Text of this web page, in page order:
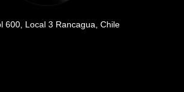
600, Local 3 Rancagua, Chile